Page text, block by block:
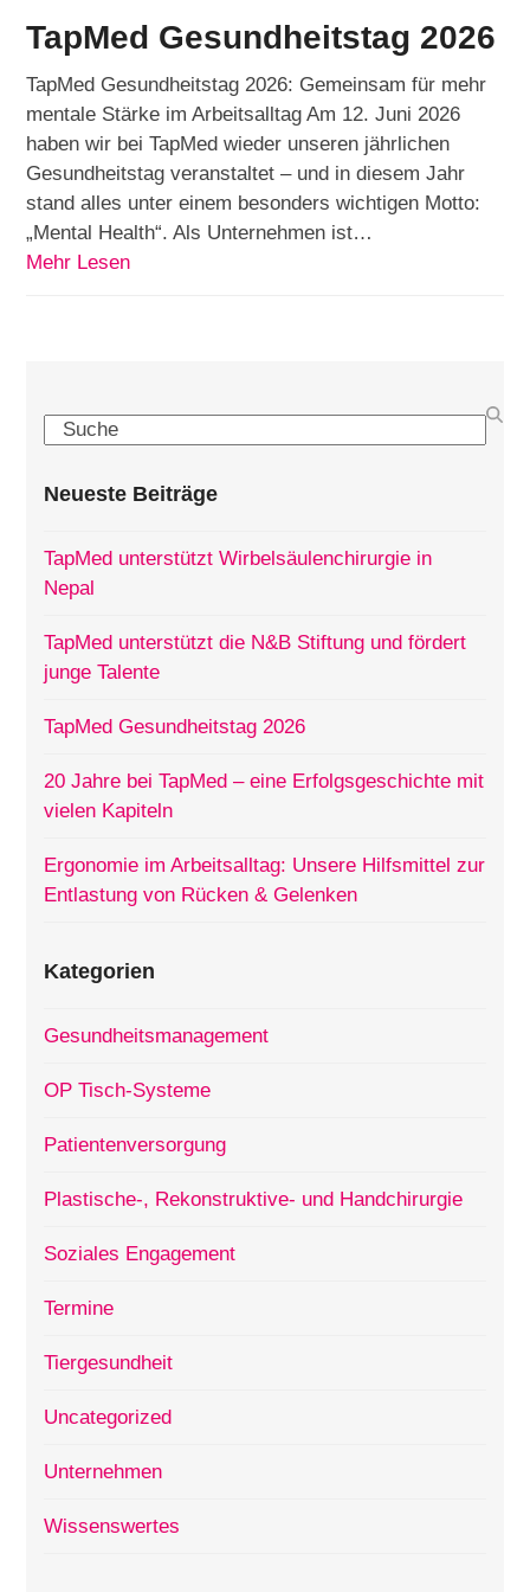
TapMed Gesundheitstag 2026
TapMed Gesundheitstag 2026: Gemeinsam für mehr
mentale Stärke im Arbeitsalltag Am 12. Juni 2026
haben wir bei TapMed wieder unseren jährlichen
Gesundheitstag veranstaltet – und in diesem Jahr
stand alles unter einem besonders wichtigen Motto:
„Mental Health“. Als Unternehmen ist…
Mehr Lesen
Search
Neueste Beiträge
TapMed unterstützt Wirbelsäulenchirurgie in
Nepal
TapMed unterstützt die N&B Stiftung und fördert
junge Talente
TapMed Gesundheitstag 2026
20 Jahre bei TapMed – eine Erfolgsgeschichte mit
vielen Kapiteln
Ergonomie im Arbeitsalltag: Unsere Hilfsmittel zur
Entlastung von Rücken & Gelenken
Kategorien
Gesundheitsmanagement
OP Tisch-Systeme
Patientenversorgung
Plastische-, Rekonstruktive- und Handchirurgie
Soziales Engagement
Termine
Tiergesundheit
Uncategorized
Unternehmen
Wissenswertes